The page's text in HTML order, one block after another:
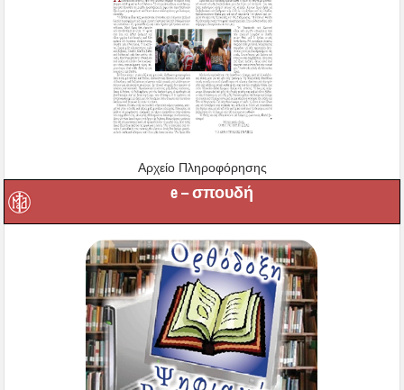
Αρχείο Πληροφόρησης
e – σπουδή